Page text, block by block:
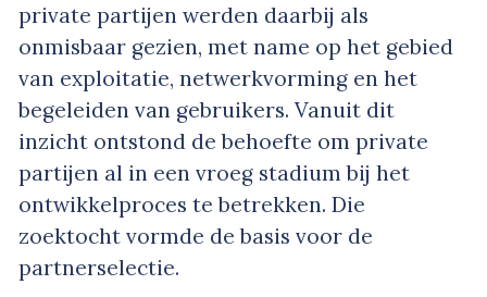
private partijen werden daarbij als
onmisbaar gezien, met name op het gebied
van exploitatie, netwerkvorming en het
begeleiden van gebruikers. Vanuit dit
inzicht ontstond de behoefte om private
partijen al in een vroeg stadium bij het
ontwikkelproces te betrekken. Die
zoektocht vormde de basis voor de
partnerselectie.